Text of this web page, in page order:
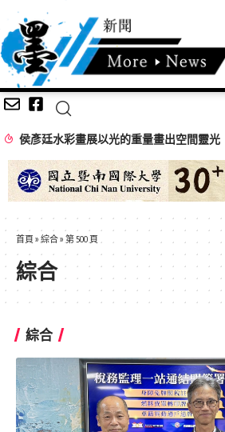
侯彥廷水彩畫展以光的重量畫出空間靈光
首頁 » 綜合» 第 500 頁
綜合
綜合